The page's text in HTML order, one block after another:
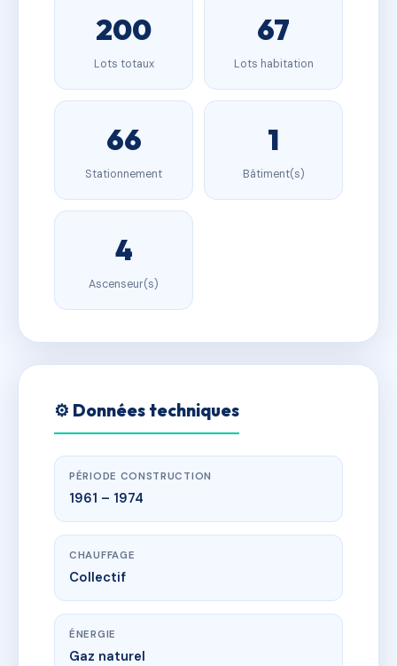
200
Lots totaux
67
Lots habitation
66
Stationnement
1
Bâtiment(s)
4
Ascenseur(s)
⚙️ Données techniques
PÉRIODE CONSTRUCTION
1961 – 1974
CHAUFFAGE
Collectif
ÉNERGIE
Gaz naturel